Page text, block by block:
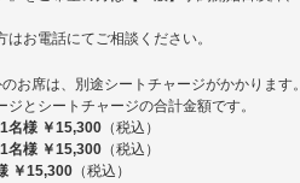
お電話にてご相談ください。
お席は、別途シートチャージがかかります。
とシートチャージの合計金額です。
1名様 ￥15,300 （税込）
1名様 ￥15,300 （税込）
￥15,300 （税込）